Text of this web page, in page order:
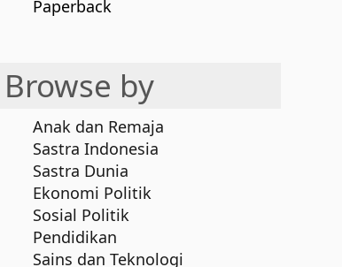
Paperback
Browse by
Anak dan Remaja
Sastra Indonesia
Sastra Dunia
Ekonomi Politik
Sosial Politik
Pendidikan
Sains dan Teknologi